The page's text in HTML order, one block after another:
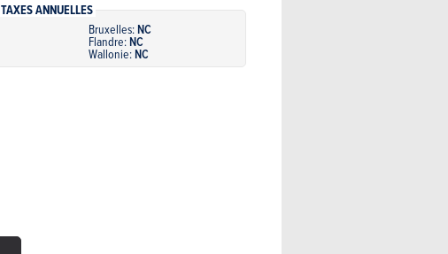
TAXES ANNUELLES
Bruxelles:NC
Flandre:NC
Wallonie:NC